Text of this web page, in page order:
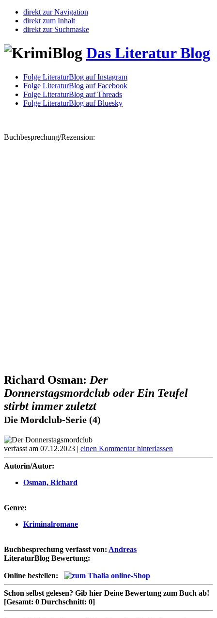
direkt zur Navigation
direkt zum Inhalt
direkt zur Suchmaske
Das Literatur Blog
Folge LiteraturBlog auf Instagram
Folge LiteraturBlog auf Facebook
Folge LiteraturBlog auf Threads
Folge LiteraturBlog auf Bluesky
Buchbesprechung/Rezension:
Richard Osman: Der
Donnerstagsmordclub oder Ein Teufel
stirbt immer zuletzt
Die Mordclub-Serie (4)
verfasst am 07.12.2023 | einen Kommentar hinterlassen
Autorin/Autor:
Osman, Richard
Genre:
Kriminalromane
Buchbesprechung verfasst von: Andreas
LiteraturBlog Bewertung:
Online bestellen:
Schon selbst gelesen? Gib hier Deine Bewertung zum Buch ab!
[Gesamt: 0 Durchschnitt: 0]